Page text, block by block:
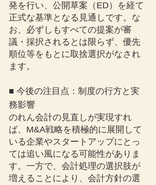
発を行い、公開草案（ED）を経て
正式な基準となる見通しです。な
お、必ずしもすべての提案が審
議・採択されるとは限らず、優先
順位等をもとに取捨選択がなされ
ます。
■ 今後の注目点：制度の行方と実
務影響
のれん会計の見直しが実現すれ
ば、M&A戦略を積極的に展開して
いる企業やスタートアップにとっ
ては追い風になる可能性がありま
す。一方で、会計処理の選択肢が
増えることにより、会計方針の選